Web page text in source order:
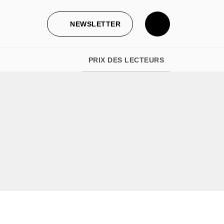
NEWSLETTER
PRIX DES LECTEURS